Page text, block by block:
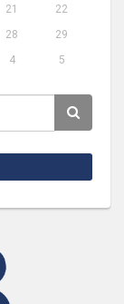
21
22
28
29
4 5